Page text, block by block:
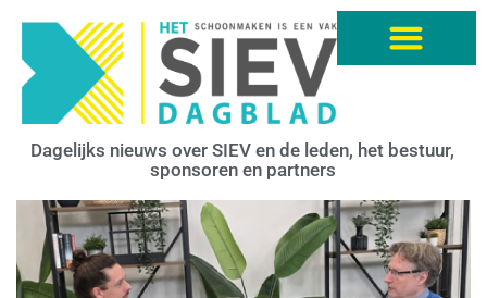
Dagelijks nieuws over SIEV en de leden, het bestuur,
sponsoren en partners